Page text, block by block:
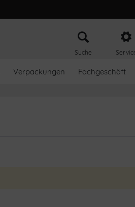
Suche
Verpackungen Fachgeschäft